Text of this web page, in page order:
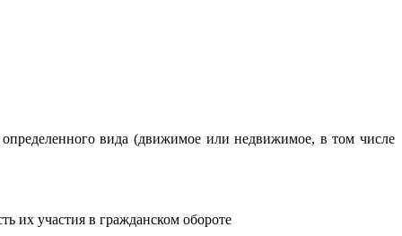
вида (движимое или недвижимое, в том числе
их участия в гражданском обороте